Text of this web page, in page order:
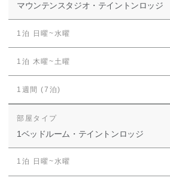
マウンテンスタジオ・テイントンロッジ
1ベッドルーム・テイントンロッジ